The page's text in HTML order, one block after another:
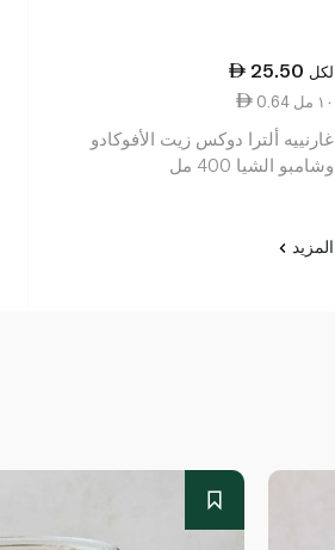
25.50 لكل
0.64 ١٠ مل
غارنييه ألترا دوكس زيت الأفوكادو
وشامبو الشيا 400 مل
المزيد